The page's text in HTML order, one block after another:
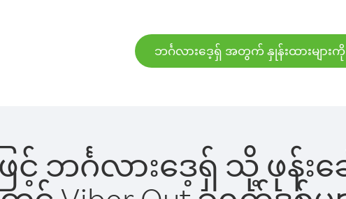
ဘင်္ဂလားဒေ့ရှ် အတွက် နှုန်းထားများကို
ဖြင့် ဘင်္ဂလားဒေ့ရှ် သို့ ဖု